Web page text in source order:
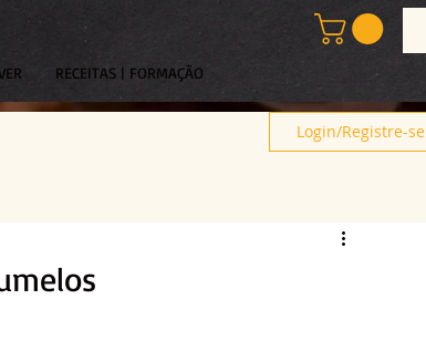
RECEITAS | FORMAÇÃO
Login/Registre-se